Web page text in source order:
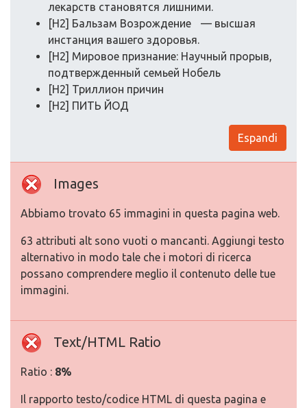
лекарств становятся лишними.
[H2] Бальзам Возрождение — высшая
инстанция вашего здоровья.
[H2] Мировое признание: Научный прорыв,
подтвержденный семьей Нобель
[H2] Триллион причин
[H2] ПИТЬ ЙОД
Espandi
Images
Abbiamo trovato 65 immagini in questa pagina web.
63 attributi alt sono vuoti o mancanti. Aggiungi testo
alternativo in modo tale che i motori di ricerca
possano comprendere meglio il contenuto delle tue
immagini.
Text/HTML Ratio
Ratio : 8%
Il rapporto testo/codice HTML di questa pagina e